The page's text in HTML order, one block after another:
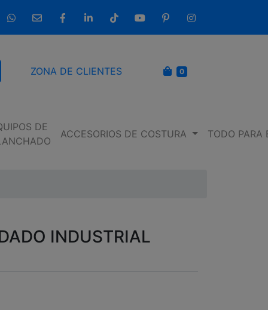
633 237 654
info@entremaquinasdecoser.com
FacebookLinkedInTikTokYouTubePinterestInstagram
ZONA DE CLIENTES CARRITO
0
DE
ACCESORIOS DE COSTURA TODO PARA
INDUSTRIAL